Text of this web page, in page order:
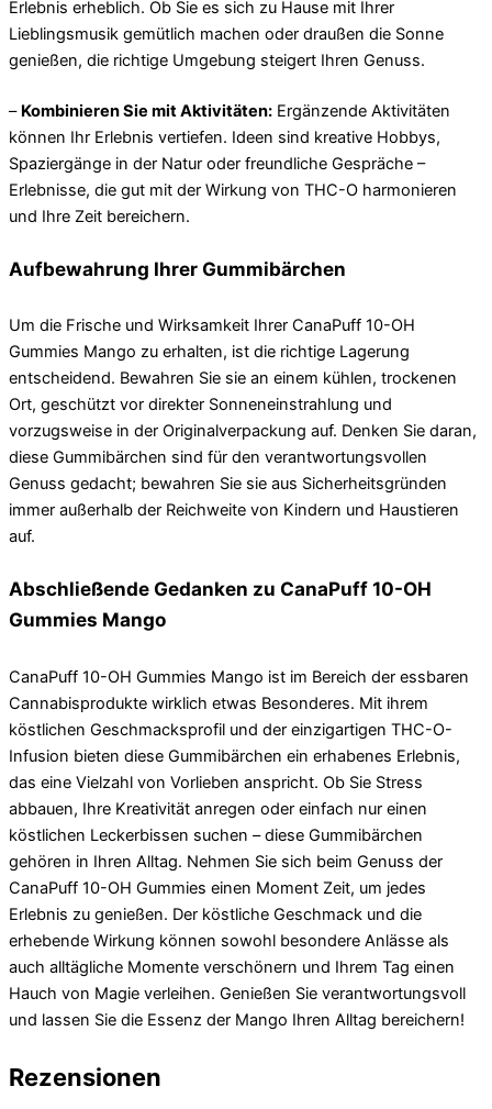
Erlebnis erheblich. Ob Sie es sich zu Hause mit Ihrer
Lieblingsmusik gemütlich machen oder draußen die Sonne
genießen, die richtige Umgebung steigert Ihren Genuss.
– Kombinieren Sie mit Aktivitäten: Ergänzende Aktivitäten
können Ihr Erlebnis vertiefen. Ideen sind kreative Hobbys,
Spaziergänge in der Natur oder freundliche Gespräche –
Erlebnisse, die gut mit der Wirkung von THC-O harmonieren
und Ihre Zeit bereichern.
Aufbewahrung Ihrer Gummibärchen
Um die Frische und Wirksamkeit Ihrer CanaPuff 10-OH
Gummies Mango zu erhalten, ist die richtige Lagerung
entscheidend. Bewahren Sie sie an einem kühlen, trockenen
Ort, geschützt vor direkter Sonneneinstrahlung und
vorzugsweise in der Originalverpackung auf. Denken Sie daran,
diese Gummibärchen sind für den verantwortungsvollen
Genuss gedacht; bewahren Sie sie aus Sicherheitsgründen
immer außerhalb der Reichweite von Kindern und Haustieren
auf.
Abschließende Gedanken zu CanaPuff 10-OH
Gummies Mango
CanaPuff 10-OH Gummies Mango ist im Bereich der essbaren
Cannabisprodukte wirklich etwas Besonderes. Mit ihrem
köstlichen Geschmacksprofil und der einzigartigen THC-O-
Infusion bieten diese Gummibärchen ein erhabenes Erlebnis,
das eine Vielzahl von Vorlieben anspricht. Ob Sie Stress
abbauen, Ihre Kreativität anregen oder einfach nur einen
köstlichen Leckerbissen suchen – diese Gummibärchen
gehören in Ihren Alltag. Nehmen Sie sich beim Genuss der
CanaPuff 10-OH Gummies einen Moment Zeit, um jedes
Erlebnis zu genießen. Der köstliche Geschmack und die
erhebende Wirkung können sowohl besondere Anlässe als
auch alltägliche Momente verschönern und Ihrem Tag einen
Hauch von Magie verleihen. Genießen Sie verantwortungsvoll
und lassen Sie die Essenz der Mango Ihren Alltag bereichern!
Rezensionen